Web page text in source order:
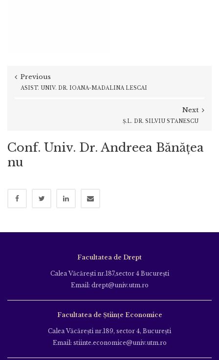
Previous
ASIST. UNIV. DR. IOANA-MĂDĂLINA LESCAI
Next
Ș.L. DR. SILVIU STĂNESCU
Conf. Univ. Dr. Andreea Bănățea
nu
Facultatea de Drept
Calea Văcăreşti nr.187,sector 4 Bucureşti
Email: drept@univ.utm.ro
Facultatea de Științe Economice
Calea Văcăreşti nr.189, sector 4, Bucureşti
Email: stiinte.economice@univ.utm.ro